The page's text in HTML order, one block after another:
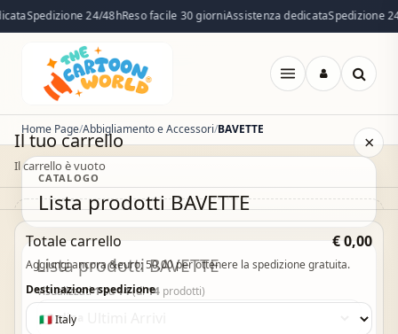
Spedizione 24/48hReso facile 30 giorniAssistenza dedicataSpedizione
Apri
Il tuo carrello
Il carrello è vuoto
×
Il carrello è vuoto. Esplora il catalogo e aggiungi i
Totale carrello € 0,00
Aggiungi ancora &euro; 50,00 per ottenere la spedizione gratuita.
Destinazione spedizione
Home Page Abbigliamento e Accessori BAVETTE
CATALOGO
Lista prodotti BAVETTE
Lista prodotti BAVETTE
Visualizzati1su14(di14 prodotti)
Ordina